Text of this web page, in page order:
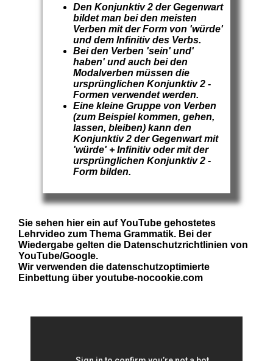
Den Konjunktiv 2 der Gegenwart
bildet man bei den meisten
Verben mit der Form von 'würde'
und dem Infinitiv des Verbs.
Bei den Verben 'sein' und'
haben' und auch bei den
Modalverben müssen die
ursprünglichen Konjunktiv 2 -
Formen verwendet werden.
Eine kleine Gruppe von Verben
(zum Beispiel kommen, gehen,
lassen, bleiben) kann den
Konjunktiv 2 der Gegenwart mit
'würde' + Infinitiv oder mit der
ursprünglichen Konjunktiv 2 -
Form bilden.
Sie sehen hier ein auf YouTube gehostetes
Lehrvideo zum Thema Grammatik. Bei der
Wiedergabe gelten die Datenschutzrichtlinien von
YouTube/Google.
Wir verwenden die datenschutzoptimierte
Einbettung über youtube-nocookie.com